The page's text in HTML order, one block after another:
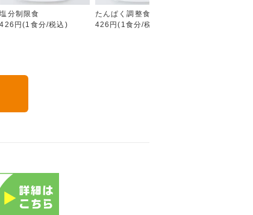
塩分制限食
426円(1食分/税込)
たんぱく調整食
426円(1食分/税込)